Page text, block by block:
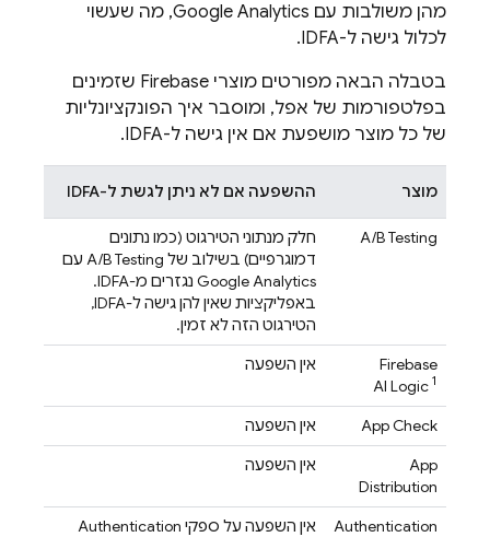
מהן משולבות עם Google Analytics, מה שעשוי
לכלול גישה ל-IDFA.
בטבלה הבאה מפורטים מוצרי Firebase שזמינים
בפלטפורמות של אפל, ומוסבר איך הפונקציונליות
של כל מוצר מושפעת אם אין גישה ל-IDFA.
מוצר ההשפעה אם לא ניתן לגשת ל-IDFA
A/B Testing
חלק מנתוני הטירגוט (כמו נתונים
דמוגרפיים) בשילוב של A/B Testing עם
Google Analytics
נגזרים מ-IDFA.
באפליקציות שאין להן גישה ל-IDFA,
הטירגוט הזה לא זמין.
Firebase
AI Logic 1
אין השפעה
App Check
אין השפעה
App
Distribution
אין השפעה
Authentication אין השפעה על ספקי Authentication